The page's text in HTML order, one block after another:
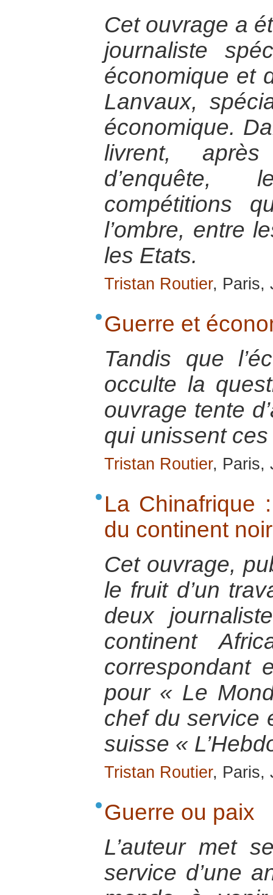
Cet ouvrage a
journaliste
économique et
Lanvaux,
économique.
livrent,
compétitions
l’ombre, entre
les Etats.
Tristan Routier, Paris,
Guerre et
Tandis que
occulte la
ouvrage tente
qui unissent
Tristan Routier, Paris,
La Chinafrique
du continent noir
Cet ouvrage,
le fruit d’un
deux
continent
correspondant
pour « Le
chef du service
suisse «
Tristan Routier, Paris,
Guerre ou paix
L’auteur met
service d’une